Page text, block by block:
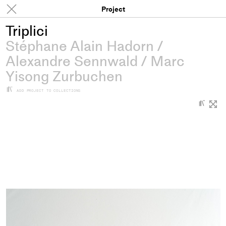
Project
Triplici
Stéphane Alain Hadorn /
Alexandre Sennwald / Marc
Yisong Zurbuchen
+
ADD PROJECT TO COLLECTIONS
+
Add